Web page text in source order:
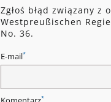
Zgłoś błąd związany
Westpreußischen
No. 36.
E-mail*
*